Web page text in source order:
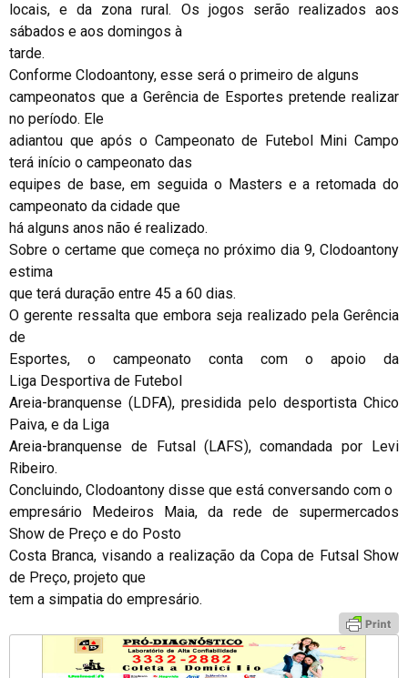
locais, e da zona rural. Os jogos serão realizados aos
sábados e aos domingos à
tarde.
Conforme Clodoantony, esse será o primeiro de alguns
campeonatos que a Gerência de Esportes pretende realizar
no período. Ele
adiantou que após o Campeonato de Futebol Mini Campo
terá início o campeonato das
equipes de base, em seguida o Masters e a retomada do
campeonato da cidade que
há alguns anos não é realizado.
Sobre o certame que começa no próximo dia 9, Clodoantony
estima
que terá duração entre 45 a 60 dias.
O gerente ressalta que embora seja realizado pela Gerência
de
Esportes, o campeonato conta com o apoio da
Liga Desportiva de Futebol
Areia-branquense (LDFA), presidida pelo desportista Chico
Paiva, e da Liga
Areia-branquense de Futsal (LAFS), comandada por Levi
Ribeiro.
Concluindo, Clodoantony disse que está conversando com o
empresário Medeiros Maia, da rede de supermercados
Show de Preço e do Posto
Costa Branca, visando a realização da Copa de Futsal Show
de Preço, projeto que
tem a simpatia do empresário.